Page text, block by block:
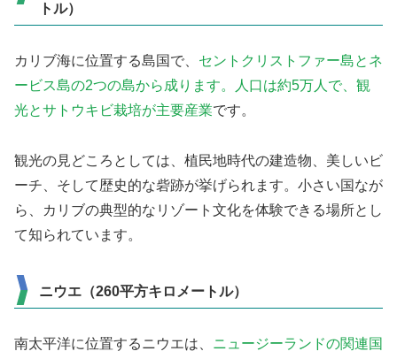
トル）
カリブ海に位置する島国で、 セントクリストファー島とネ
ービス島の2つの島から成ります。人口は約5万人で、観
光とサトウキビ栽培が主要産業です。
観光の見どころとしては、植民地時代の建造物、美しいビ
ーチ、そして歴史的な砦跡が挙げられます。小さい国なが
ら、カリブの典型的なリゾート文化を体験できる場所とし
て知られています。
ニウエ（260平方キロメートル）
南太平洋に位置するニウエは、 ニュージーランドの関連国